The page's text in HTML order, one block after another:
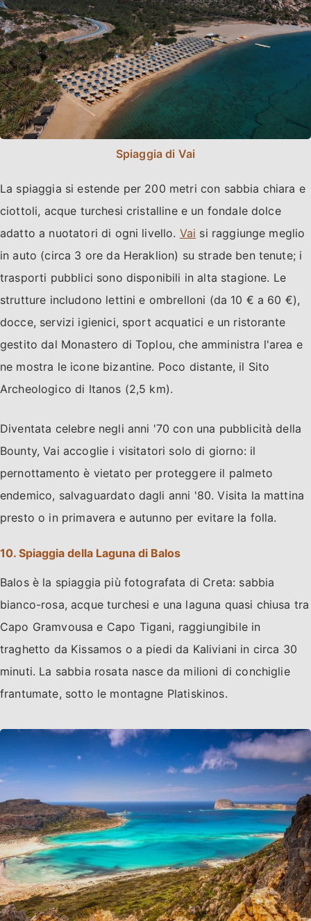
Spiaggia di Vai
La spiaggia si estende per 200 metri con sabbia chiara e
ciottoli, acque turchesi cristalline e un fondale dolce
adatto a nuotatori di ogni livello. Vai si raggiunge meglio
in auto (circa 3 ore da Heraklion) su strade ben tenute; i
trasporti pubblici sono disponibili in alta stagione. Le
strutture includono lettini e ombrelloni (da 10 € a 60 €),
docce, servizi igienici, sport acquatici e un ristorante
gestito dal Monastero di Toplou, che amministra l'area e
ne mostra le icone bizantine. Poco distante, il Sito
Archeologico di Itanos (2,5 km).
Diventata celebre negli anni '70 con una pubblicità della
Bounty, Vai accoglie i visitatori solo di giorno: il
pernottamento è vietato per proteggere il palmeto
endemico, salvaguardato dagli anni '80. Visita la mattina
presto o in primavera e autunno per evitare la folla.
10. Spiaggia della Laguna di Balos
Balos è la spiaggia più fotografata di Creta: sabbia
bianco-rosa, acque turchesi e una laguna quasi chiusa tra
Capo Gramvousa e Capo Tigani, raggiungibile in
traghetto da Kissamos o a piedi da Kaliviani in circa 30
minuti. La sabbia rosata nasce da milioni di conchiglie
frantumate, sotto le montagne Platiskinos.